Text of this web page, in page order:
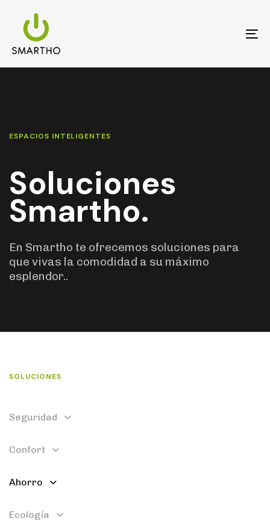
to
primary
navigation
Skip
ESPACIOS INTELIGENTES
Soluciones
Smartho.
En Smartho te ofrecemos soluciones para
que vivas la comodidad a su máximo
esplendor..
SOLUCIONES
Seguridad
Confort
Ahorro
Ecología